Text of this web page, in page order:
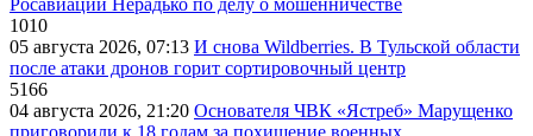
Росавиации Нерадько по делу о мошенничестве
1010
05 августа 2026, 07:13 И снова Wildberries. В Тульской области
после атаки дронов горит сортировочный центр
5166
04 августа 2026, 21:20 Основателя ЧВК «Ястреб» Марущенко
приговорили к 18 годам за похищение военных